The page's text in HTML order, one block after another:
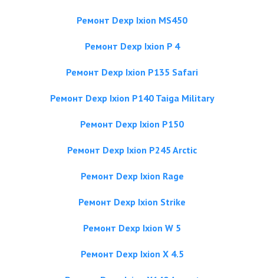
Ремонт Dexp Ixion MS450
Ремонт Dexp Ixion P 4
Ремонт Dexp Ixion P135 Safari
Ремонт Dexp Ixion P140 Taiga Military
Ремонт Dexp Ixion P150
Ремонт Dexp Ixion P245 Arctic
Ремонт Dexp Ixion Rage
Ремонт Dexp Ixion Strike
Ремонт Dexp Ixion W 5
Ремонт Dexp Ixion X 4.5